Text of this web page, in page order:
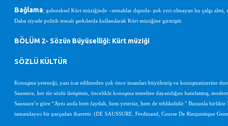
Bağlama; geleneksel Kürt müziğinde –semahlar dışında- pek yeri olmayan bu çalgı aleti,
Daha ziyade politik temalı şarkılarda kullanılarak Kürt müziğine girmiştir.
BÖLÜM 2- Sözün Büyüselliği: Kürt müziği
SÖZLÜ KÜLTÜR
Konuşma yeteneği, yazı icat edilmeden çok önce insanları büyülemiş ve konuşmaüzerine
Saussure, her tür sözlü iletişimin, öncelikle konuşma temeline dayandığını hatırlatmış,
Saussure’e göre “Aynı anda hem faydalı, hem yetersiz, hem de tehlikelidir.” Bununla
tamamlayıcı bir parçadan ibarettir. (DE SAUSSURE, Ferdinand, Course De Rinquistique